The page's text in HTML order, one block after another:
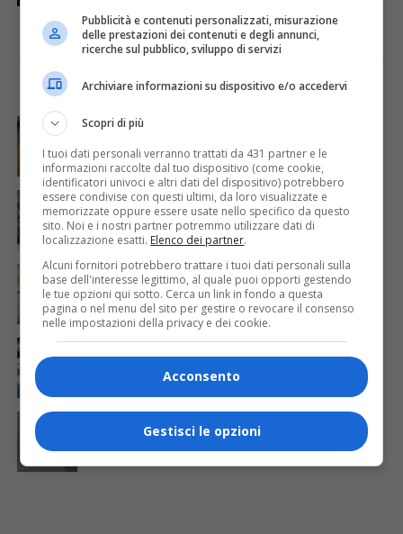
I PIÙ VISTI ULTIME NOTIZIE
CRONACA & ATTUALITÀ
dietro il lusso un traffico di droga da milioni
CRONACA & ATTUALITÀ 2 giorni fa
Acqua da usare con cautela nell’Udinese: ecco tutte
le frazioni sotto osservazione
CRONACA & ATTUALITÀ 3 giorni fa
Mattia Ranghetti muore a 29 anni dopo la
folgorazione alle Ferriere Nord di Osoppo
CRONACA & ATTUALITÀ 2 giorni fa
Arrivano 142 nuovi poliziotti in Friuli-Venezia Giulia:
61 saranno assegnati a Trieste
Mattia Ranghetti morto dopo l’infortunio alle
Ferriere Nord, i sindacati: «Tragedia inaccettabile»
Pubblicità e contenuti personalizzati, misurazione
delle prestazioni dei contenuti e degli annunci,
ricerche sul pubblico, sviluppo di servizi
Archiviare informazioni su dispositivo e/o accedervi
Scopri di più
I tuoi dati personali verranno trattati da 431 partner e le
informazioni raccolte dal tuo dispositivo (come cookie,
identificatori univoci e altri dati del dispositivo) potrebbero
essere condivise con questi ultimi, da loro visualizzate e
memorizzate oppure essere usate nello specifico da questo
sito. Noi e i nostri partner potremmo utilizzare dati di
localizzazione esatti. Elenco dei partner.
Alcuni fornitori potrebbero trattare i tuoi dati personali sulla
base dell'interesse legittimo, al quale puoi opporti gestendo
le tue opzioni qui sotto. Cerca un link in fondo a questa
pagina o nel menu del sito per gestire o revocare il consenso
nelle impostazioni della privacy e dei cookie.
Acconsento
Gestisci le opzioni